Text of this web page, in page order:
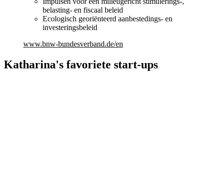
belasting- en fiscaal beleid
Ecologisch georiënteerd aanbestedings- en
investeringsbeleid
www.bnw-bundesverband.de/en
Katharina's favoriete start-ups